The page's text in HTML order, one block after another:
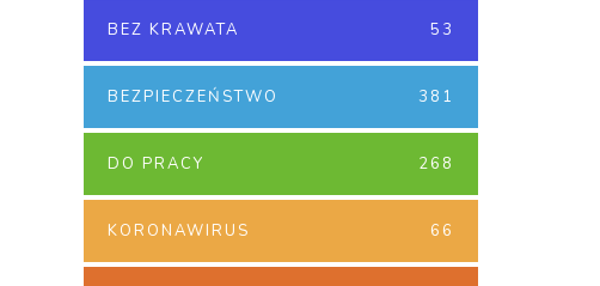
BEZ KRAWATA 53
BEZPIECZEŃSTWO 381
DO PRACY 268
KORONAWIRUS 66